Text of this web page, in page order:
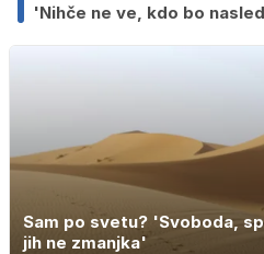
'Nihče ne ve, kdo bo
Sam po svetu? 'Svoboda,
jih ne zmanjka'